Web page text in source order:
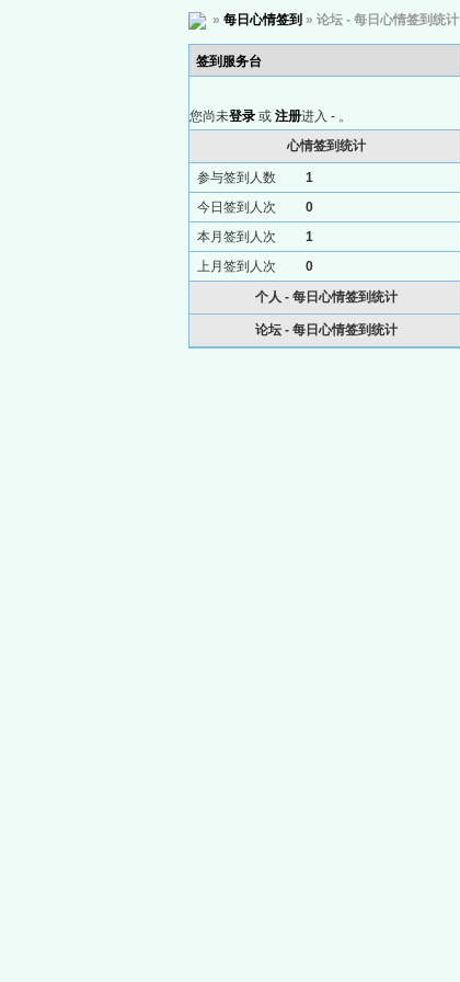
» 每日心情签到 » 论坛 - 每日心情签到统计
签到服务台
您尚未登录 或 注册进入 - 。
心情签到统计
参与签到人数
1
今日签到人次
0
本月签到人次
1
上月签到人次
0
个人 - 每日心情签到统计
论坛 - 每日心情签到统计